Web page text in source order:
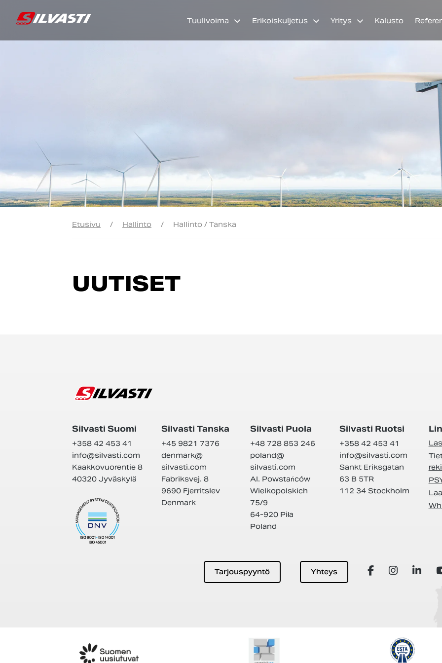
Tuulivoima Erikoiskuljetus Yritys Kalusto
Etusivu / Hallinto / Hallinto / Tanska
UUTISET
Silvasti Suomi
+358 42 453 41
info@silvasti.com
Kaakkovuorentie 8
40320 Jyväskylä
Silvasti Tanska
+45 9821 7376
denmark@
silvasti.com
Fabriksvej. 8
9690 Fjerritslev
Denmark
Silvasti Puola
+48 728 853 246
poland@
silvasti.com
Al. Powstańców
Wielkopolskich
75/9
64-920 Piła
Poland
Silvasti Ruotsi
+358 42 453 41
info@silvasti.com
Sankt Eriksgatan
63 B 5TR
112 34 Stockholm
Tarjouspyyntö Yhteys